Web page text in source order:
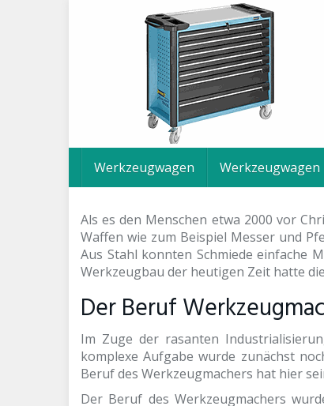
Werkzeugwagen Werkzeugwagen
Als es den Menschen etwa 2000 vor
Waffen wie zum Beispiel Messer und
Aus Stahl konnten Schmiede einfache
Werkzeugbau der heutigen Zeit hatte
Der Beruf
Im Zuge der rasanten
komplexe Aufgabe wurde zunächst
Beruf des Werkzeugmachers hat hier
Der Beruf des Werkzeugmachers